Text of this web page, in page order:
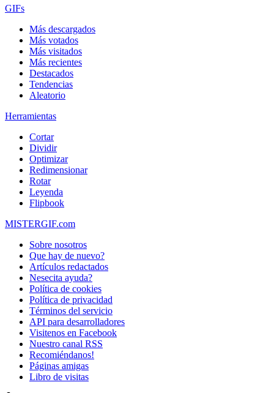
GIFs
Más descargados
Más votados
Más visitados
Más recientes
Destacados
Tendencias
Aleatorio
Herramientas
Cortar
Dividir
Optimizar
Redimensionar
Rotar
Leyenda
Flipbook
MISTERGIF.com
Sobre nosotros
Que hay de nuevo?
Artículos redactados
Nesecita ayuda?
Política de cookies
Política de privacidad
Términos del servicio
API para desarrolladores
Visitenos en Facebook
Nuestro canal RSS
Recomiéndanos!
Páginas amigas
Libro de visitas